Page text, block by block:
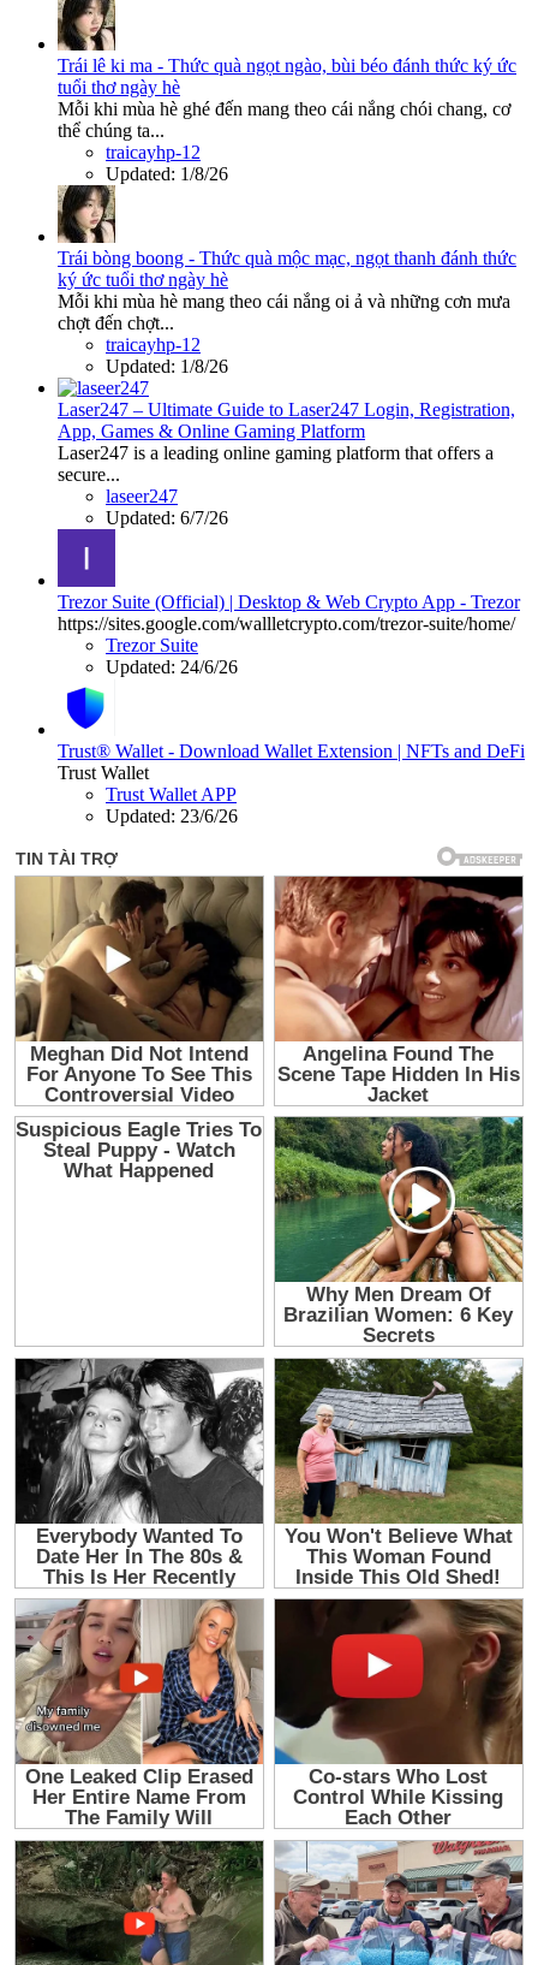
Trái lê ki ma - Thức quà ngọt ngào, bùi béo đánh thức ký ức
tuổi thơ ngày hè
Mỗi khi mùa hè ghé đến mang theo cái nắng chói chang, cơ
thể chúng ta...
traicayhp-12
Updated: 1/8/26
Trái bòng boong - Thức quà mộc mạc, ngọt thanh đánh thức
ký ức tuổi thơ ngày hè
Mỗi khi mùa hè mang theo cái nắng oi ả và những cơn mưa
chợt đến chợt...
traicayhp-12
Updated: 1/8/26
Laser247 – Ultimate Guide to Laser247 Login, Registration,
App, Games & Online Gaming Platform
Laser247 is a leading online gaming platform that offers a
secure...
laseer247
Updated: 6/7/26
Trezor Suite (Official) | Desktop & Web Crypto App - Trezor
https://sites.google.com/wallletcrypto.com/trezor-suite/home/
Trezor Suite
Updated: 24/6/26
Trust® Wallet - Download Wallet Extension | NFTs and DeFi
Trust Wallet
Trust Wallet APP
Updated: 23/6/26